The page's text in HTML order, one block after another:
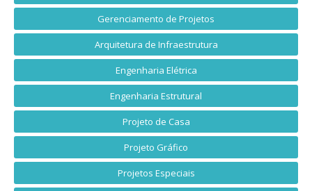
Gerenciamento de Projetos
Arquitetura de Infraestrutura
Engenharia Elétrica
Engenharia Estrutural
Projeto de Casa
Projeto Gráfico
Projetos Especiais